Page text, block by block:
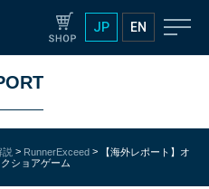
JP EN
説 > RunnerExceed >
【海外レポート】オ
ショアゲーム